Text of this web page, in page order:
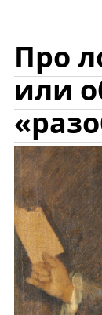
Про
или